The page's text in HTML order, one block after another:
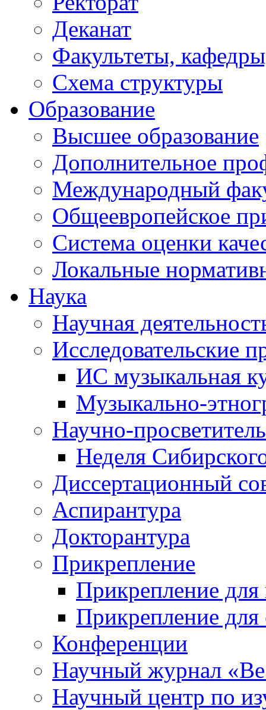
Деканат
Факультеты,
Схема структуры
Образование
Высшее образование
Дополнительное
Международный
Общеевропейское
Система оценки
Локальные
Наука
Научная
Исследовательские
ИС музыкальная
Музыкально-
Научно-
Неделя
Диссертационный
Аспирантура
Докторантура
Прикрепление
Прикрепление для
Прикрепление для
Конференции
Научный журнал
Научный центр по